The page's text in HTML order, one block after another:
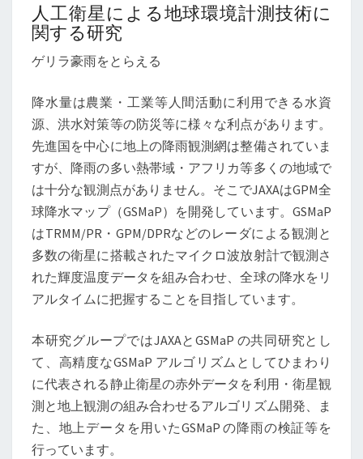
人工衛星による地球環境計測技術に
関する研究
ゲリラ豪雨をとらえる
降水量は農業・工業等人間活動に利用できる水資
源、洪水対策等の防災等に様々な利点があります。
先進国を中心に地上の降雨観測網は整備されていま
すが、降雨の多い熱帯域・アフリカ等多くの地域で
は十分な観測点がありません。そこでJAXAはGPM全
球降水マップ（GSMaP）を開発しています。GSMaP
はTRMM/PR・GPM/DPRなどのレーダによる観測と
多数の衛星に搭載されたマイクロ波放射計で観測さ
れた輝度温度データを組み合わせ、全球の降水をリ
アルタイムに把握することを目指しています。
本研究グループではJAXAとGSMaP の共同研究とし
て、高精度なGSMaP アルゴリズムとしてひまわり
に代表される静止衛星の赤外データを利用・衛星観
測と地上観測の組み合わせるアルゴリズム開発、ま
た、地上データを用いたGSMaP の降雨の検証等を
行っています。